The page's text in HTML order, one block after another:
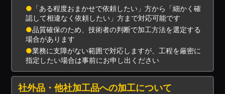
● 「ある程度おまかせで依頼したい」方から「細かく確
認して相違なく依頼したい」方まで対応可能です
●品質確保のため、技術者の判断で加工方法を選定する
場合があります
●業務に支障がない範囲で対応しますが、工程を厳密に
指定したい場合は事前にお申し出ください
社外品・他社加工品への加工について